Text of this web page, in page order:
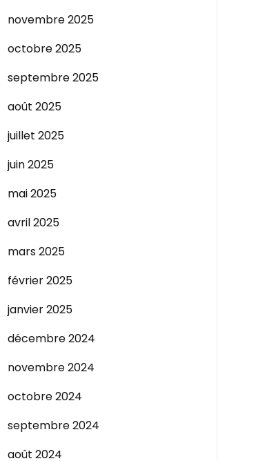
novembre 2025
octobre 2025
septembre 2025
août 2025
juillet 2025
juin 2025
mai 2025
avril 2025
mars 2025
février 2025
janvier 2025
décembre 2024
novembre 2024
octobre 2024
septembre 2024
août 2024